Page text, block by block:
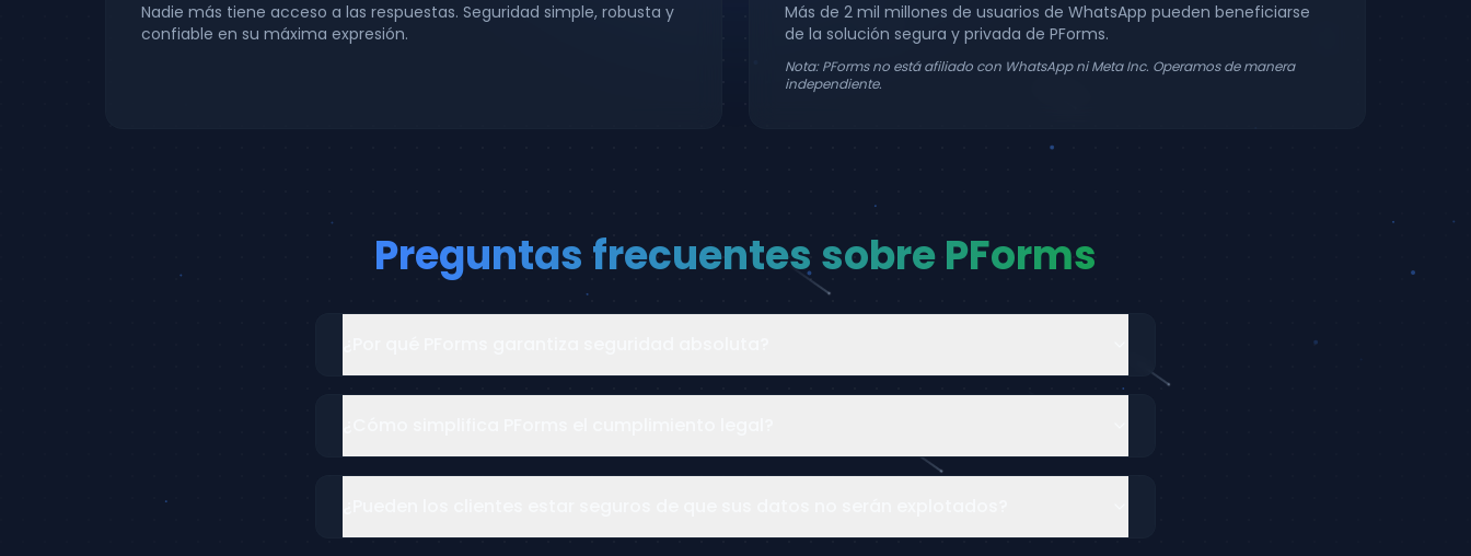
Nadie más tiene acceso a las respuestas. Seguridad simple, robusta y
confiable en su máxima expresión.
Más de 2 mil millones de usuarios de WhatsApp pueden beneficiarse
de la solución segura y privada de PForms.
Nota: PForms no está afiliado con WhatsApp ni Meta Inc. Operamos de manera
independiente.
Preguntas frecuentes sobre PForms